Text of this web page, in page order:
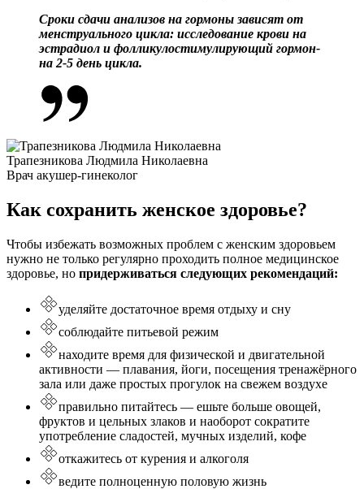
Сроки сдачи анализов на гормоны зависят от
менструального цикла: исследование крови на
эстрадиол и фолликулостимулирующий гормон-
на 2-5 день цикла.
Трапезникова Людмила Николаевна
Врач акушер-гинеколог
Как сохранить женское здоровье?
Чтобы избежать возможных проблем с женским здоровьем
нужно не только регулярно проходить полное медицинское
здоровье, но придерживаться следующих рекомендаций:
уделяйте достаточное время отдыху и сну
соблюдайте питьевой режим
находите время для физической и двигательной
активности — плавания, йоги, посещения тренажёрного
зала или даже простых прогулок на свежем воздухе
правильно питайтесь — ешьте больше овощей,
фруктов и цельных злаков и наоборот сократите
употребление сладостей, мучных изделий, кофе
откажитесь от курения и алкоголя
ведите полноценную половую жизнь